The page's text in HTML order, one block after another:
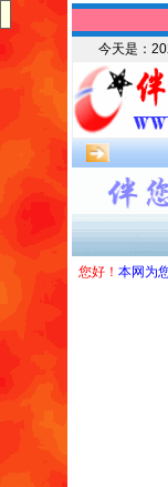
今天是：
您好！ 本网为